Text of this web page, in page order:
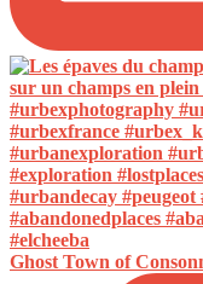
Ghost Town of